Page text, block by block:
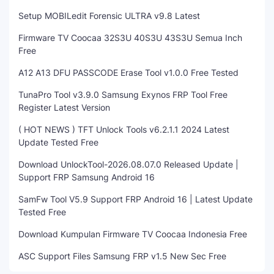
Setup MOBILedit Forensic ULTRA v9.8 Latest
Firmware TV Coocaa 32S3U 40S3U 43S3U Semua Inch
Free
A12 A13 DFU PASSCODE Erase Tool v1.0.0 Free Tested
TunaPro Tool v3.9.0 Samsung Exynos FRP Tool Free
Register Latest Version
( HOT NEWS ) TFT Unlock Tools v6.2.1.1 2024 Latest
Update Tested Free
Download UnlockTool-2026.08.07.0 Released Update |
Support FRP Samsung Android 16
SamFw Tool V5.9 Support FRP Android 16 | Latest Update
Tested Free
Download Kumpulan Firmware TV Coocaa Indonesia Free
ASC Support Files Samsung FRP v1.5 New Sec Free